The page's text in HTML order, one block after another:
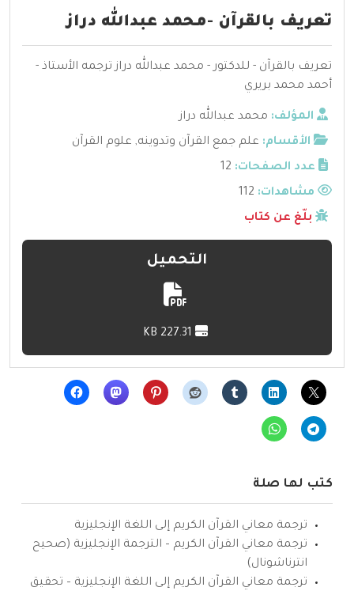
تعريف بالقرآن -محمد عبدالله دراز
تعريف بالقرآن - للدكتور - محمد عبدالله دراز ترجمه الأستاذ -
أحمد محمد بريري
المؤلف: محمد عبدالله دراز
الأقسام: علم جمع القرآن وتدوينه, علوم القرآن
عدد الصفحات: 12
مشاهدات:
بلّغ عن كتاب
التحميل
كتب لها صلة
ترجمة معاني القرآن الكريم إلى اللغة الإنجليزية
ترجمة معاني القرآن الكريم – الترجمة الإنجليزية (صحيح
انترناشونال)
ترجمة معاني القرآن الكريم إلى اللغة الإنجليزية – تحقيق